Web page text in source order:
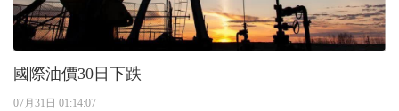
國際油價30日下跌
07月31日 01:14:07